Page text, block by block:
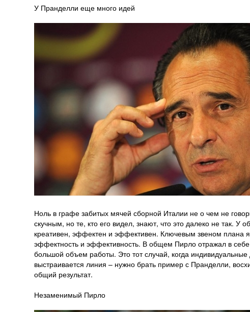
У Пранделли еще много идей
Ноль в графе забитых мячей сборной Италии не о чем не
скучным, но те, кто его видел, знают, что это далеко не так.
креативен, эффектен и эффективен. Ключевым звеном плана
эффектность и эффективность. В общем Пирло отражал в
большой объем работы. Это тот случай, когда
выстраивается линия – нужно брать пример с Пранделли,
общий результат.
Незаменимый Пирло